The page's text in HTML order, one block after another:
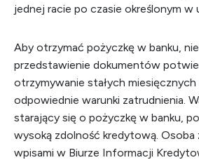
jednej racie po czasie określonym w
Aby otrzymać pożyczkę w banku,
przedstawienie dokumentów
otrzymywanie stałych
odpowiednie warunki zatrudnienia.
starający się o pożyczkę w banku,
wysoką zdolność kredytową. Osoba
wpisami w Biurze Informacji